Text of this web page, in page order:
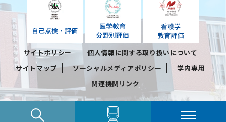
サイトポリシー
個人情報に関する取り扱いについて
サイトマップ
ソーシャルメディアポリシー
学内専用
関連機関リンク